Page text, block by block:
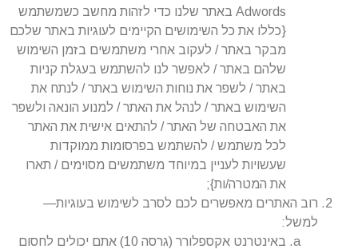
Adwords באתר שלנו כדי לזהות מחשב כשמשתמש
{כללו את כל השימושים הקיימים לעוגיות באתר שלכם
מבקר באתר / לעקוב אחרי משתמשים בזמן השימוש
שלהם באתר / לאפשר לנו להשתמש בעגלת קניות
באתר / לשפר את נוחות השימוש באתר / לנתח את
השימוש באתר / לנהל את האתר / למנוע הונאה ולשפר
את האבטחה של האתר / להתאים אישית את האתר
לכל משתמש / להשתמש בפרסומות ממוקדות
שעשויות לעניין במיוחד משתמשים מסוימים / תארו
את המטרה/ות};
רוב האתרים מאפשרים לכם לסרב לשימוש בעוגיות—
למשל:
באינטרנט אקספלורר (גרסה 10) אתם יכולים לחסום